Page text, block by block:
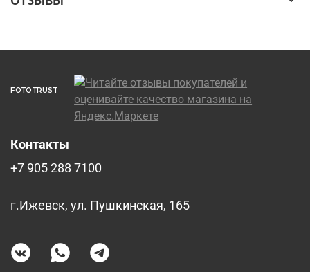
FOTOTRUST
Контакты
+7 905 288 7100
г.Ижевск, ул. Пушкинская, 165